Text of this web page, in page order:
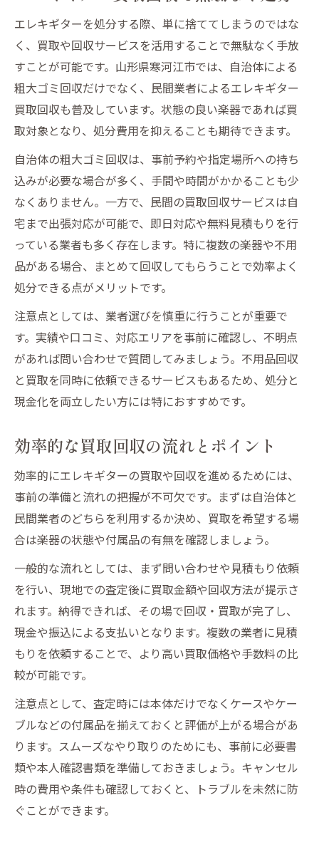
エレキギターを処分する際、単に捨ててしまうのではな
く、買取や回収サービスを活用することで無駄なく手放
すことが可能です。山形県寒河江市では、自治体による
粗大ゴミ回収だけでなく、民間業者によるエレキギター
買取回収も普及しています。状態の良い楽器であれば買
取対象となり、処分費用を抑えることも期待できます。
自治体の粗大ゴミ回収は、事前予約や指定場所への持ち
込みが必要な場合が多く、手間や時間がかかることも少
なくありません。一方で、民間の買取回収サービスは自
宅まで出張対応が可能で、即日対応や無料見積もりを行
っている業者も多く存在します。特に複数の楽器や不用
品がある場合、まとめて回収してもらうことで効率よく
処分できる点がメリットです。
注意点としては、業者選びを慎重に行うことが重要で
す。実績や口コミ、対応エリアを事前に確認し、不明点
があれば問い合わせで質問してみましょう。不用品回収
と買取を同時に依頼できるサービスもあるため、処分と
現金化を両立したい方には特におすすめです。
効率的な買取回収の流れとポイント
効率的にエレキギターの買取や回収を進めるためには、
事前の準備と流れの把握が不可欠です。まずは自治体と
民間業者のどちらを利用するか決め、買取を希望する場
合は楽器の状態や付属品の有無を確認しましょう。
一般的な流れとしては、まず問い合わせや見積もり依頼
を行い、現地での査定後に買取金額や回収方法が提示さ
れます。納得できれば、その場で回収・買取が完了し、
現金や振込による支払いとなります。複数の業者に見積
もりを依頼することで、より高い買取価格や手数料の比
較が可能です。
注意点として、査定時には本体だけでなくケースやケー
ブルなどの付属品を揃えておくと評価が上がる場合があ
ります。スムーズなやり取りのためにも、事前に必要書
類や本人確認書類を準備しておきましょう。キャンセル
時の費用や条件も確認しておくと、トラブルを未然に防
ぐことができます。